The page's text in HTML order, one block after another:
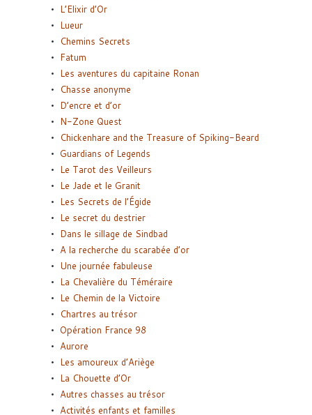
L’Elixir d’Or
Lueur
Chemins Secrets
Fatum
Les aventures du capitaine Ronan
Chasse anonyme
D’encre et d’or
N-Zone Quest
Chickenhare and the Treasure of Spiking-Beard
Guardians of Legends
Le Tarot des Veilleurs
Le Jade et le Granit
Les Secrets de l’Égide
Le secret du destrier
Dans le sillage de Sindbad
A la recherche du scarabée d’or
Une journée fabuleuse
La Chevalière du Téméraire
Le Chemin de la Victoire
Chartres au trésor
Opération France 98
Aurore
Les amoureux d’Ariège
La Chouette d’Or
Autres chasses au trésor
Activités enfants et familles